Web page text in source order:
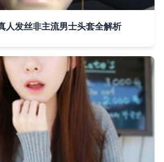
人发丝非主流男士头套全解析